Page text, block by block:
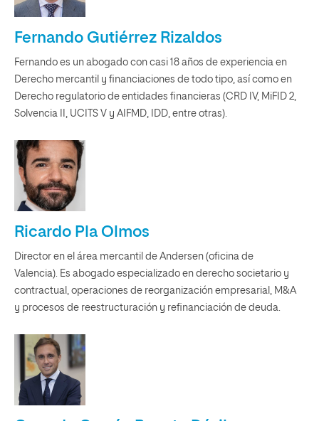
Fernando Gutiérrez Rizaldos
Fernando es un abogado con casi 18 años de experiencia en
Derecho mercantil y financiaciones de todo tipo, así como en
Derecho regulatorio de entidades financieras (CRD IV, MiFID 2,
Solvencia II, UCITS V y AIFMD, IDD, entre otras).
Ricardo Pla Olmos
Director en el área mercantil de Andersen (oficina de
Valencia). Es abogado especializado en derecho societario y
contractual, operaciones de reorganización empresarial, M&A
y procesos de reestructuración y refinanciación de deuda.